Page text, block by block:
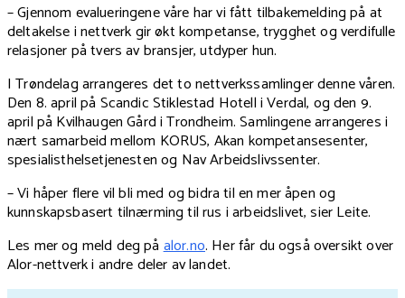
–Gjennom evalueringene våre har vi fått tilbakemelding på at
deltakelse i nettverk gir økt kompetanse, trygghet og verdifulle
relasjoner på tvers av bransjer, utdyper hun.
I Trøndelag arrangeres det to nettverkssamlinger denne våren.
Den 8. april på Scandic Stiklestad Hotell i Verdal, og den 9.
april på Kvilhaugen Gård i Trondheim. Samlingene arrangeres i
nært samarbeid mellom KORUS, Akan kompetansesenter,
spesialisthelsetjenesten og Nav Arbeidslivssenter.
– Vi håper flere vil bli med og bidra til en mer åpen og
kunnskapsbasert tilnærming til rus i arbeidslivet, sier Leite.
Les mer og meld deg påalor.no. Her får du også oversikt over
Alor-nettverk i andre deler av landet.